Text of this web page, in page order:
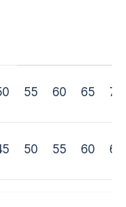
55 60 65 70
50 55 60 65